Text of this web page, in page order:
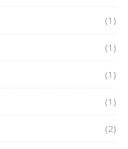
(1)
(1)
(1)
(1)
(2)